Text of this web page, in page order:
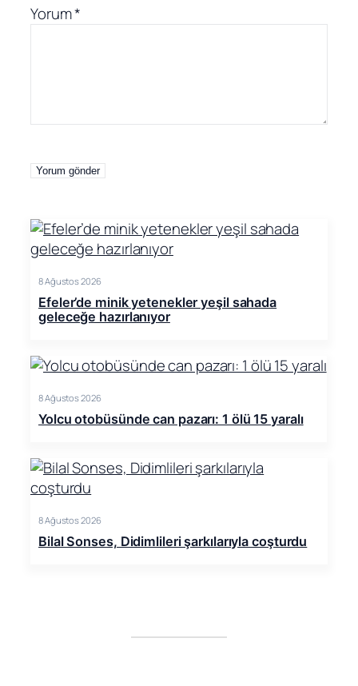
Yorum*
8 Ağustos 2026
Efeler’de minik yetenekler yeşil sahada
geleceğe hazırlanıyor
8 Ağustos 2026
Yolcu otobüsünde can pazarı: 1 ölü 15 yaralı
8 Ağustos 2026
Bilal Sonses, Didimlileri şarkılarıyla coşturdu